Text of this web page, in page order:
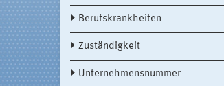
Berufskrankheiten
Zuständigkeit
Unternehmensnummer